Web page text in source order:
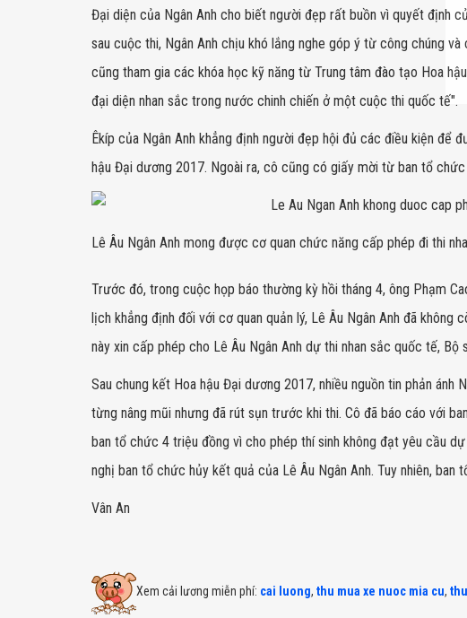
Đại diện của Ngân Anh cho biết người đẹp rất buồn vì quyết định
sau cuộc thi, Ngân Anh chịu khó lắng nghe góp ý từ công chúng
cũng tham gia các khóa học kỹ năng từ Trung tâm đào tạo Hoa
đại diện nhan sắc trong nước chinh chiến ở một cuộc thi quốc tế".
Êkíp của Ngân Anh khẳng định người đẹp hội đủ các điều kiện để
hậu Đại dương 2017. Ngoài ra, cô cũng có giấy mời từ ban tổ
Lê Âu Ngân Anh mong được cơ quan chức năng cấp phép đi thi
Trước đó, trong cuộc họp báo thường kỳ hồi tháng 4, ông Phạm
lịch khẳng định đối với cơ quan quản lý, Lê Âu Ngân Anh đã
này xin cấp phép cho Lê Âu Ngân Anh dự thi nhan sắc quốc tế, Bộ
Sau chung kết Hoa hậu Đại dương 2017, nhiều nguồn tin phản
từng nâng mũi nhưng đã rút sụn trước khi thi. Cô đã báo cáo với
ban tổ chức 4 triệu đồng vì cho phép thí sinh không đạt yêu cầu
nghị ban tổ chức hủy kết quả của Lê Âu Ngân Anh. Tuy nhiên, ban
Vân An
Xem cải lương miễn phí: cai luong, thu mua xe nuoc mia cu,